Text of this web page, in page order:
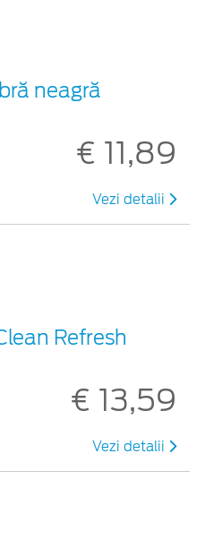
neagră
€ 11,89
Vezi detalii
Refresh
€ 13,59
Vezi detalii